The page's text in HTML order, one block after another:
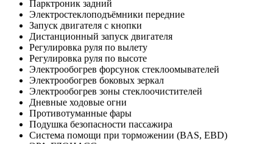
Парктроник задний
Электростеклоподъёмники передние
Запуск двигателя с кнопки
Дистанционный запуск двигателя
Регулировка руля по вылету
Регулировка руля по высоте
Электрообогрев форсунок стеклоомывателей
Электрообогрев боковых зеркал
Электрообогрев зоны стеклоочистителей
Дневные ходовые огни
Противотуманные фары
Подушка безопасности пассажира
Система помощи при торможении (BAS, EBD)